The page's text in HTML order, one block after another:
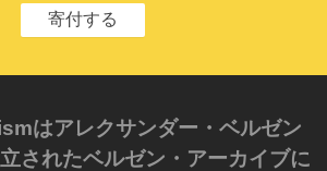
寄付する
はアレクサンダー・ベルゼン
されたベルゼン・アーカイブに